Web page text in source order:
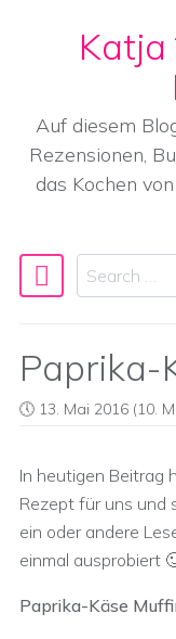
Skip to content
Auf diesem
Rezensionen,
das Kochen
Main
Search
Paprika-
13. Mai 2016 (10.
In heutigen Beitrag
Rezept für uns und
ein oder andere
einmal ausprobiert
Paprika-Käse